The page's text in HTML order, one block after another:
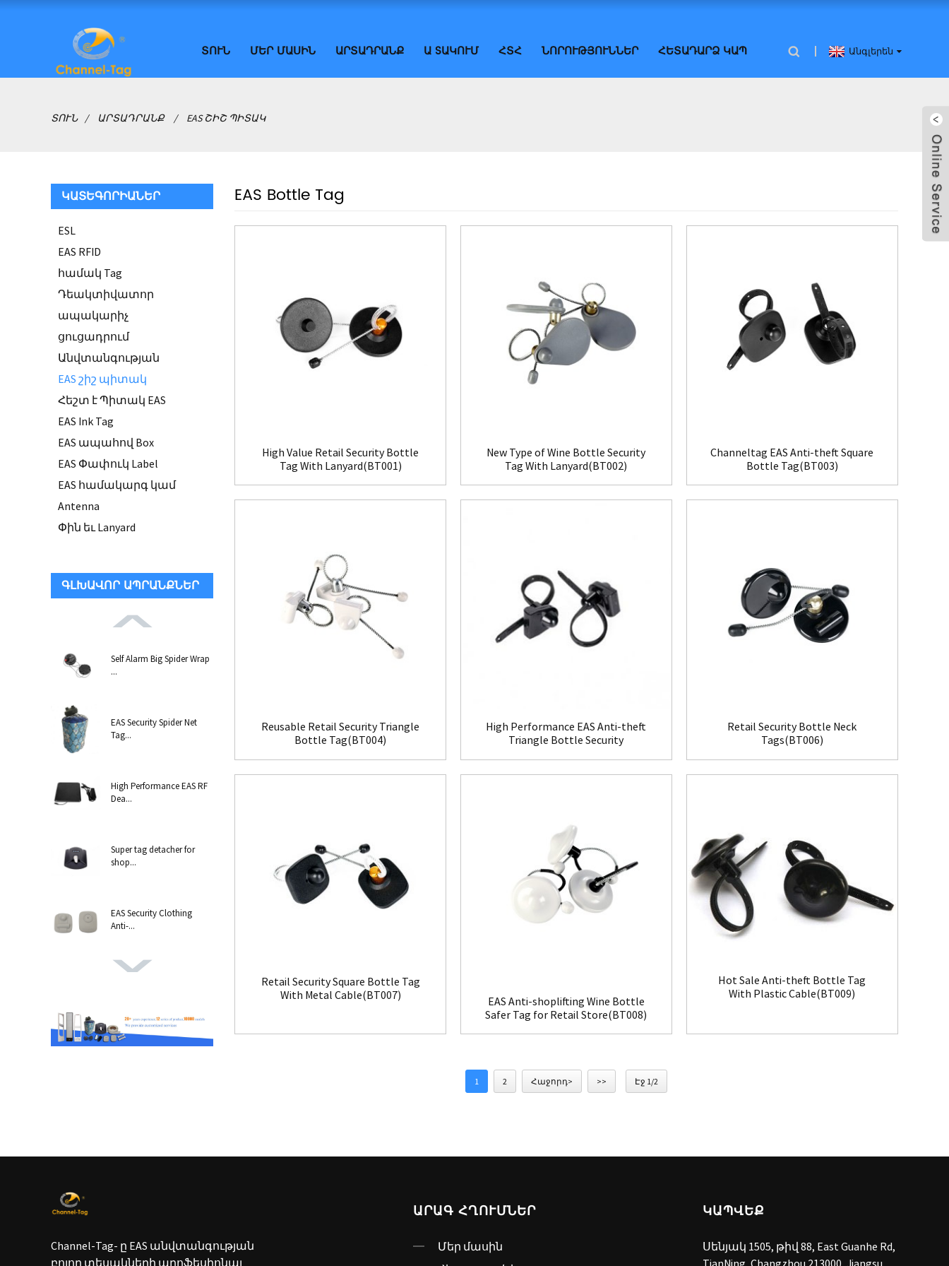
ՏՈՒՆ ՄԵՐ ՄԱՍԻՆ ԱՐՏԱԴՐԱՆՔ Ա SԱԿՈՒՄ ՀՏՀ ՆՈՐՈՒԹՅՈՒՆՆԵՐ ՀԵՏԱԴԱՐՁ ԿԱՊ Անգլերեն
ՏՈՒՆ ԱՐՏԱԴՐԱՆՔ EAS ՇԻՇ ՊԻՏԱԿ
ԿԱՏԵԳՈՐԻԱՆԵՐ
ESL
EAS RFID
համակ Tag
Դեակտիվատոր
ապակարիչ
ցուցադրում
Անվտանգության
EAS շիշ պիտակ
Հեշտ է Պիտակ EAS
EAS Ink Tag
EAS ապահով Box
EAS Փափուկ Label
EAS համակարգ կամ
Antenna
Փին եւ Lanyard
ԳԼԽԱՎՈՐ ԱՊՐԱՆՔՆԵՐ
Self Alarm Big Spider Wrap
...
EAS Security Spider Net
Tag...
High Performance EAS RF
Dea...
Super tag detacher for
shop...
EAS Security Clothing
Anti-...
EAS Bottle Tag
High Value Retail Security Bottle
Tag With Lanyard(BT001)
New Type of Wine Bottle Security
Tag With Lanyard(BT002)
Channeltag EAS Anti-theft Square
Bottle Tag(BT003)
Reusable Retail Security Triangle
Bottle Tag(BT004)
High Performance EAS Anti-theft
Triangle Bottle Security
Retail Security Bottle Neck
Tags(BT006)
Retail Security Square Bottle Tag
With Metal Cable(BT007)
EAS Anti-shoplifting Wine Bottle
Safer Tag for Retail Store(BT008)
Hot Sale Anti-theft Bottle Tag
With Plastic Cable(BT009)
1 2 Հաջորդ> >> Էջ 1/2
Channel-Tag- ը EAS անվտանգության
բոլոր տեսակների պրոֆեսիոնալ
ԱՐԱԳ ՀՂՈՒՄՆԵՐ
Մեր մասին
ԿԱՊՎԵՔ
Սենյակ 1505, թիվ 88, East Guanhe Rd,